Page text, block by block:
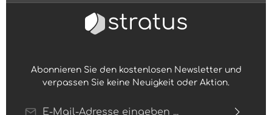
Abonnieren Sie den kostenlosen Newsletter und
verpassen Sie keine Neuigkeit oder Aktion.